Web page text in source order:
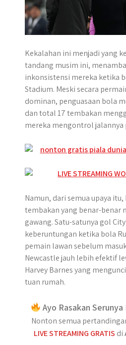
Kekalahan ini menjadi yang
tandang musim ini,
inkonsistensi mereka ketika
Stadium. Meski secara
dominan, penguasaan bola
dan total 17 tembakan
mereka mengontrol jalannya
Namun, dari semua upaya
tembakan yang benar-benar
gawang. Satu-satunya gol
keberuntungan ketika bola
pemain lawan sebelum
Newcastle jauh lebih efektif
Harvey Barnes yang
tuan rumah.
Ayo Rasakan
Nonton semua
LIVE STREAMING GRATIS di